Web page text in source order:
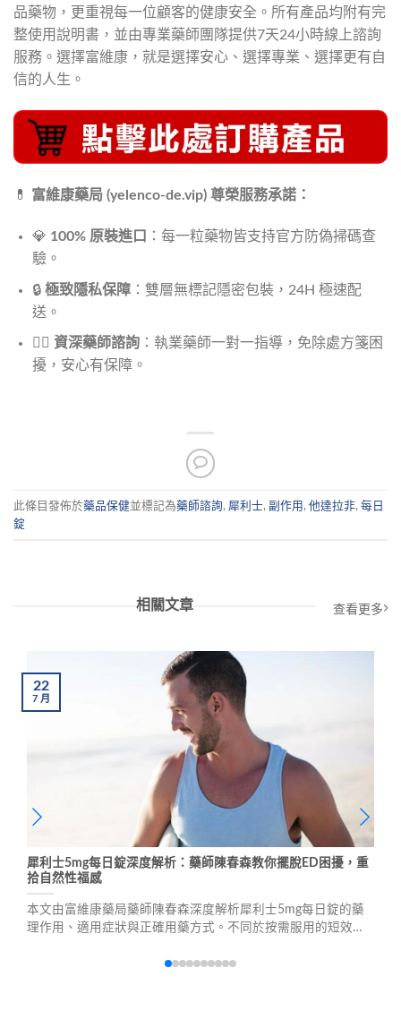
品藥物，更重視每一位顧客的健康安全。所有產品均附有完
整使用說明書，並由專業藥師團隊提供7天24小時線上諮詢
服務。選擇富維康，就是選擇安心、選擇專業、選擇更有自
信的人生。
💊 富維康藥局 (yelenco-de.vip) 尊榮服務承諾：
💎 100% 原裝進口
：每一粒藥物皆支持官方防偽掃碼查
驗。
🔒 極致隱私保障：雙層無標記隱密包裝，24H 極速配
送。
👨‍⚕️ 資深藥師諮詢：執業藥師一對一指導，免除處方箋困
擾，安心有保障。
此條目發佈於藥品保健並標記為藥師諮詢, 犀利士, 副作用 , 他達拉非, 每日
錠
相關文章 查看更多
犀利士5mg每日錠深度解析：藥師陳春森教你擺脫ED困擾，重
拾自然性福感
本文由富維康藥局藥師陳春森深度解析犀利士5mg每日錠的藥
理作用、適用症狀與正確用藥方式。不同於按需服用的短效方
壓力，恢復自然勃起功能。文章包含真實用戶案例、副作用預
22
7月